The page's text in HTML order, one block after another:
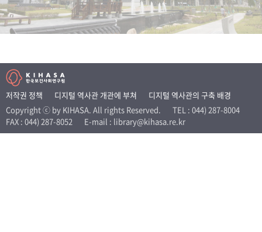
VR 역사관
저작권 정책 디지털 역사관 개관에 부쳐
디지털 역사관의 구축 배경
Copyright ⓒ by KIHASA. All rights Reserved.
TEL : 044) 287-8004
FAX : 044) 287-8052
E-mail : library@kihasa.re.kr